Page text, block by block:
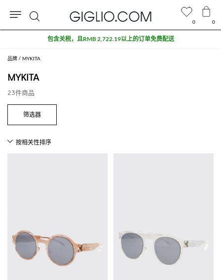
品牌 MYKITA
MYKITA
23件商品
0 0
包含关税，且RMB 2,722.19以上的订单免费配送